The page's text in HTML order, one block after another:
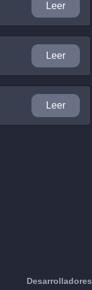
Leer
Leer
Leer
Desarrolladores